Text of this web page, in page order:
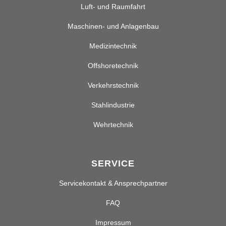
Luft- und Raumfahrt
Maschinen- und Anlagenbau
Medizintechnik
Offshoretechnik
Verkehrstechnik
Stahlindustrie
Wehrtechnik
SERVICE
Servicekontakt & Ansprechpartner
FAQ
Impressum